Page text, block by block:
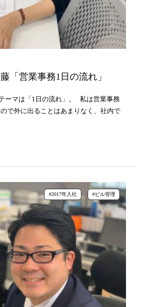
「営業事務1日の流れ」
ーマは「1日の流れ」。 私は営業事務
ので外に出ることはあまりなく、社内で
#2017年入社 #ビル管理